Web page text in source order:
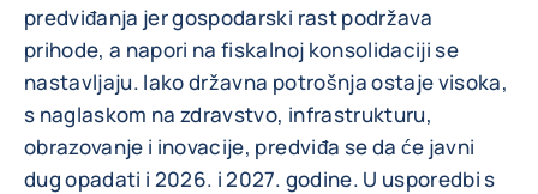
predviđanja jer gospodarski rast podržava
prihode, a napori na fiskalnoj konsolidaciji se
nastavljaju. Iako državna potrošnja ostaje visoka,
s naglaskom na zdravstvo, infrastrukturu,
obrazovanje i inovacije, predviđa se da će javni
dug opadati i 2026. i 2027. godine. U usporedbi s